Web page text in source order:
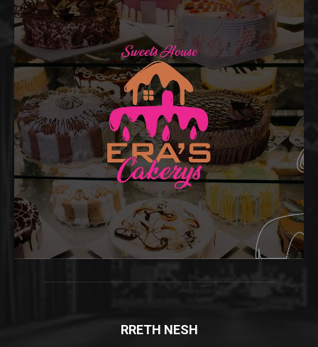
RRETH NESH